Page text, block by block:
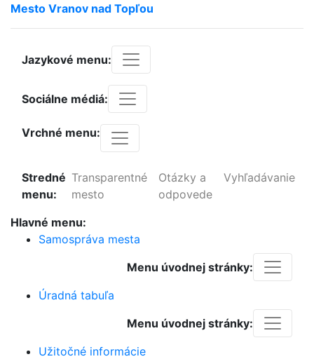
Mesto Vranov nad Topľou
Jazykové menu:
Sociálne médiá:
Vrchné menu:
Stredné
menu:
Transparentné
mesto
Otázky a
odpovede
Vyhľadávanie
Hlavné menu:
Samospráva mesta
Menu úvodnej stránky:
Úradná tabuľa
Menu úvodnej stránky:
Užitočné informácie